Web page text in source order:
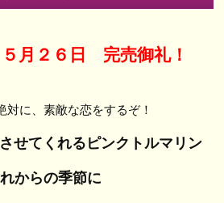
月２６日 完売御礼！
対に、素敵な恋をするぞ！
せてくれるピンクトルマリン
からの季節に